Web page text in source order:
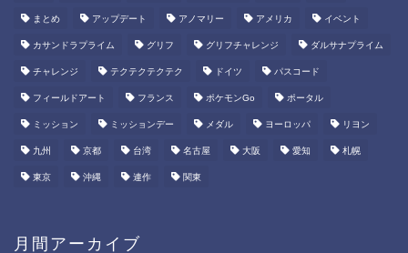
まとめ アップデート アノマリー アメリカ イベント
カサンドラプライム グリフ グリフチャレンジ ダルサナプライム
チャレンジ テクテクテクテク ドイツ パスコード
フィールドアート フランス ポケモンGo ポータル
ミッション ミッションデー メダル ヨーロッパ リヨン
九州 京都 台湾 名古屋 大阪 愛知 札幌
東京 沖縄 連作 関東
月間アーカイブ